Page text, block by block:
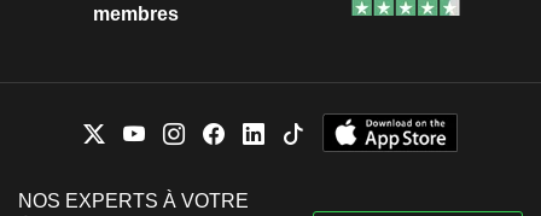
membres
NOS EXPERTS À VOTRE